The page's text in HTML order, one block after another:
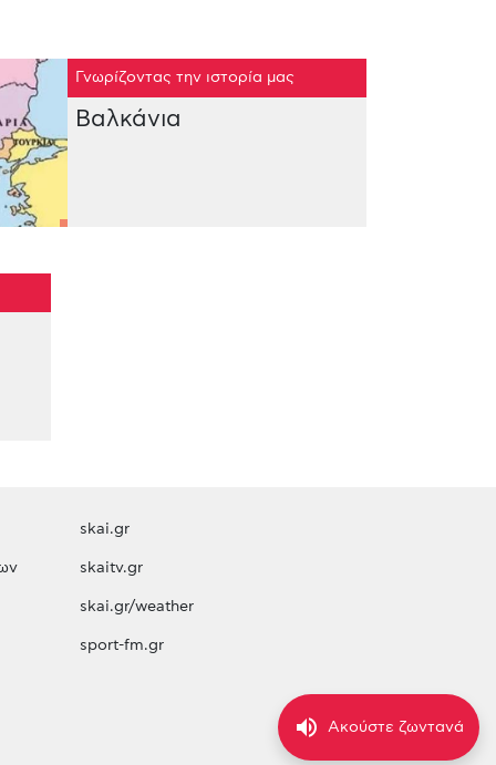
Γνωρίζοντας την ιστορία μας
Βαλκάνια
skai.gr
skaitv.gr
skai.gr/weather
sport-fm.gr
volume_up Ακούστε ζωντανά